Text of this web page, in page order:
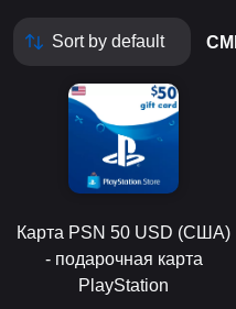
Карта PSN 50 USD (США)
- подарочная карта
PlayStation